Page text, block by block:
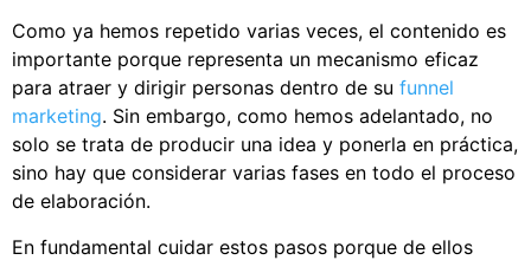
Como ya hemos repetido varias veces, el contenido es
importante porque representa un mecanismo eficaz
para atraer y dirigir personas dentro de su funnel
marketing. Sin embargo, como hemos adelantado, no
solo se trata de producir una idea y ponerla en práctica,
sino hay que considerar varias fases en todo el proceso
de elaboración.
En fundamental cuidar estos pasos porque de ellos